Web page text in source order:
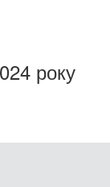
року